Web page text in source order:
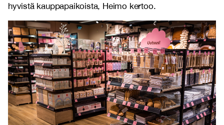
hyvistä kauppapaikoista, Heimo kertoo.